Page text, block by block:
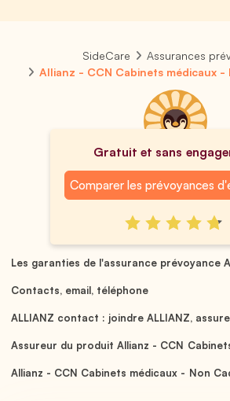
SideCare
Assurances
Allianz - CCN Cabinets médicaux -
Gratuit et sans
Comparer les prévoyances
Les garanties de l'assurance prévoyance
Contacts, email, téléphone
ALLIANZ contact : joindre ALLIANZ,
Assureur du produit Allianz - CCN
Allianz - CCN Cabinets médicaux - Non